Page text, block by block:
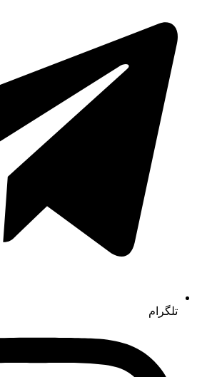
تلگرام